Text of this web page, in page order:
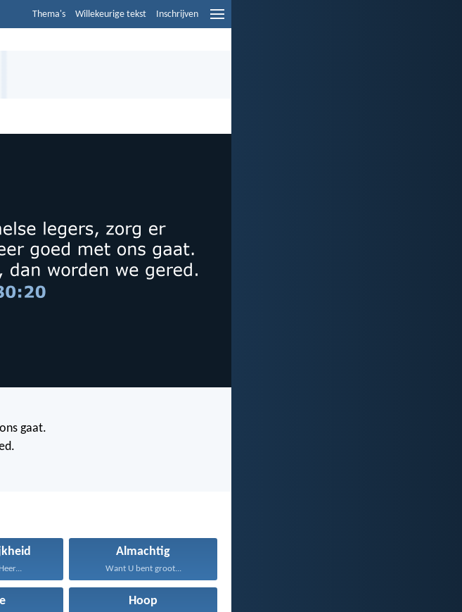
Thema's Willekeurige tekst Inschrijven
gaat.
Almachtig
Want U bent groot...
Hoop